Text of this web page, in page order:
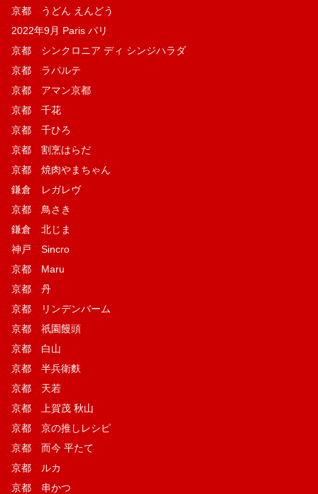
京都 うどん えんどう
2022年9月 Paris パリ
京都 シンクロニア ディ シンジハラダ
京都 ラパルテ
京都 アマン京都
京都 千花
京都 千ひろ
京都 割烹はらだ
京都 焼肉やまちゃん
鎌倉 レガレヴ
京都 鳥さき
鎌倉 北じま
神戸 Sincro
京都 Maru
京都 丹
京都 リンデンバーム
京都 祇園饅頭
京都 白山
京都 半兵衛麩
京都 天若
京都 上賀茂 秋山
京都 京の推しレシピ
京都 而今 平たて
京都 ルカ
京都 串かつ